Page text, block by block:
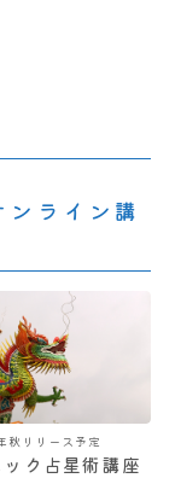
ンライン講
秋リリース予定
ック占星術講座